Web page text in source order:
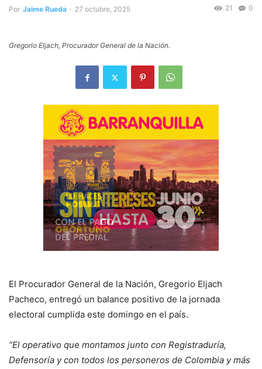
Por Jaime Rueda - 27 octubre, 2025 0
21
Gregorio Eljach, Procurador General de la Nación.
El Procurador General de la Nación, Gregorio Eljach
Pacheco, entregó un balance positivo de la jornada
electoral cumplida este domingo en el país.
“El operativo que montamos junto con Registraduría,
Defensoría y con todos los personeros de Colombia y más